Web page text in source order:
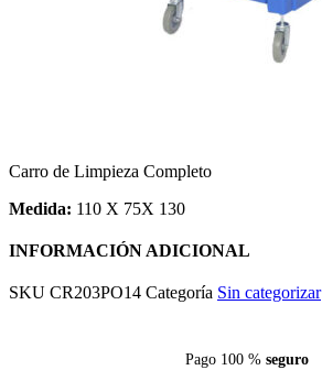
Carro de Limpieza Completo
Medida: 110 X 75X 130
INFORMACIÓN ADICIONAL
SKU CR203PO14 Categoría Sin categorizar
Pago 100 % seguro